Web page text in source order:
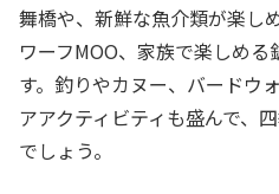
舞橋や、新鮮な魚介類が楽し
ワーフMOO、家族で楽しめ
す。釣りやカヌー、バードウ
アアクティビティも盛んで、
でしょう。